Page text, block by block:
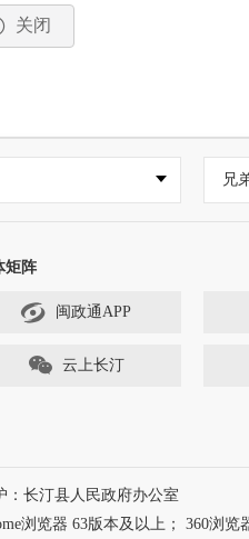
关闭
兄
矩阵
闽政通APP
云上长汀
：长汀县人民政府办公室
浏览器 63版本及以上； 360浏览